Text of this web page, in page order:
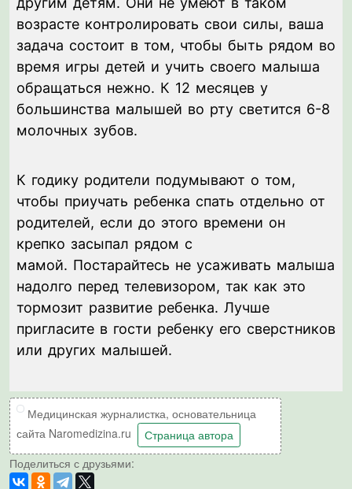
возрасте контролировать свои силы, ваша
задача состоит в том, чтобы быть рядом во
время игры детей и учить своего малыша
обращаться нежно. К 12 месяцев у
большинства малышей во рту светится 6-8
молочных зубов.
К годику родители подумывают о том,
чтобы приучать ребенка спать отдельно от
родителей, если до этого времени он
крепко засыпал рядом с
мамой. Постарайтесь не усаживать малыша
надолго перед телевизором, так как это
тормозит развитие ребенка. Лучше
пригласите в гости ребенку его сверстников
или других малышей.
Медицинская журналистка, основательница
сайта Naromedizina.ru
Страница автора
Поделиться с друзьями: